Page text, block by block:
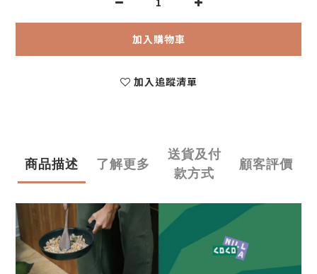
加入購物車
加入追蹤清單
商品描述 了解更多
送貨及付
款方式
顧客評價